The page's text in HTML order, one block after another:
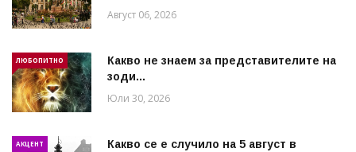
Август 06, 2026
ЛЮБОПИТНО
Какво не знаем за представителите на
зоди...
Юли 30, 2026
АКЦЕНТ
Какво се е случило на 5 август в